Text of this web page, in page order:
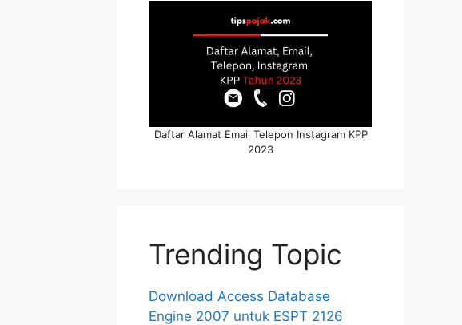
Daftar Alamat Email Telepon Instagram KPP
2023
Trending Topic
Download Access Database
Engine 2007 untuk ESPT 2126